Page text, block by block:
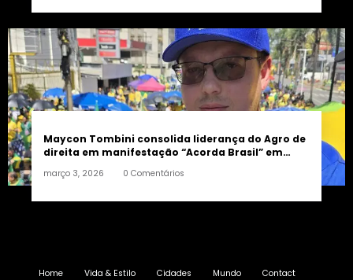
Maycon Tombini consolida liderança do Agro de
direita em manifestação “Acorda Brasil” em
março 3, 2026 0 Comentários
Home Vida & Estilo Cidades Mundo Contact